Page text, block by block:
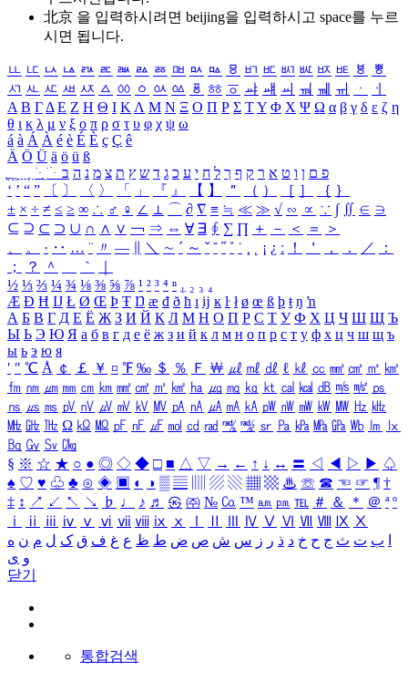
北京 을 입력하시려면 beijing을 입력하시고 space를 누르
시면 됩니다.
ㅥ ㅦ ㅧ ㅨ ㅩ ㅪ ㅫ ㅬ ㅭ ㅮ ㅯ ㅰ ㅱ ㅲ ㅳ ㅴ ㅵ ㅶ ㅷ ㅸ
ㅹ
ㅺ ㅻ ㅼ ㅽ ㅾ ㅿ ㆀ ㆁ ㆂ ㆃ ㆄ ㆅ ㆆ ㆇ ㆈ ㆉ ㆊ ㆋ ㆌ ㆍ
ㆎ
Α Β ΓΔ Ε Ζ Η Θ Ι ΚΛ Μ Ν Ξ Ο Π Ρ Σ ΤΥ Φ Χ Ψ Ω α β γ δ ε ζ η
θ ι κ λ μ ν ξ ο π ρ σ τ υ φ χ ψ ω
á à Á À é è É È ç Ç ê
Ä Ö Ü ä ö ü ß
ִֶֹ ֻּ ׁׂ פ ם ן ו ט א ר ק ף ך ל ח י ע כ ג ד ש ץ ת צ מ נ ה ב
‘ ’ “ ” 〔 〕 〈 〉 「 」 『 』 【 】 ＂ （ ） ［ ］ ｛ ｝
± × ÷ ≠ ≤ ≥ ∞ ∴ ♂ ♀ ∠ ⊥ ⌒ ∂ ∇ ≡ ≒ ≪ ≫ √ ∽ ∝ ∵ ∫ ∬ ∈ ∋
⊆ ⊇ ⊂ ⊃ ∪ ∩ ∧ ∨ ￢ ⇒ ⇔ ∀ ∃ ∮ ∑ ∏ ＋ － ＜ ＝
＞
、
。 · ‥ … ¨ 〃 ― ＼ ∼ ´ ～ ˇ ˘ ˝ ˚ ˙ ¸ ¡ ¿ ː ！ ＇ ， ． ／
：
；
？ ＾ ｀
½ ⅓ ⅔ ¼ ¾ ⅛ ⅜ ⅝ ⅞ ¹ ² ³ ⁴ ⁿ ₁ ₂ ₃ ₄
Æ Ð Ħ Ĳ Ł Ø Œ Þ Ŧ Ŋ æ đ ð ħ ı ĳ ĸ ŀ ł ø œ ß þ ŧ ŋ ŉ
А Б В Г Д Е Ё Ж З И Й К Л М Н О П Р С Т У Ф Х Ц Ч Ш Щ Ъ
Ы Ь Э Ю Я а б в г д е ё ж з и й к л м н о п р с т у ф х ц ч ш щ ъ
ы ь э ю я
′ ″ ℃ Å ￠ ￡ ￥ ¤ ℉ ‰ ＄ ％ Ｆ ￦ ㎕ ㎖ ㎗ ℓ ㎘ ㏄ ㎣ ㎤ ㎥ ㎦
㎙ ㎚ ㎛ ㎜ ㎝ ㎞ ㎟ ㎠ ㎡ ㎢ ㏊ ㎍ ㎎ ㎏ ㏏ ㎈ ㎉ ㏈ ㎧ ㎨ ㎰
㎱ ㎲ ㎳ ㎴ ㎵ ㎶ ㎷ ㎸ ㎹ ㎀ ㎁ ㎂ ㎃ ㎄ ㎺ ㎻ ㎽ ㎾ ㎿ ㎐ ㎑
㎒ ㎓ ㎔ Ω ㏀ ㏁ ㎊ ㎋ ㎌ ㏖ ㏅ ㎭ ㎮ ㎯ ㏛ ㎩ ㎪ ㎫ ㎬ ㏝ ㏐
㏓
㏃ ㏉ ㏜ ㏆
§ ※ ☆ ★ ○ ● ◎ ◇ ◆ □ ■ △ ▽ → ← ↑ ↓ ↔ 〓 ◁ ◀ ▷ ▶ ♤
♠ ♡ ♥ ♧ ♣ ⊙ ◈ ▣ ◐ ◑ ▒ ▤ ▨ ▧ ▦ ▩ ♨ ☏ ☎ ☜ ☞ ¶ †
‡ ↕ ↗ ↙ ↖ ↘ ♭ ♩ ♪ ♬ ㉿ ㈜ № ㏇ ™ ㏂ ㏘ ℡ ＃ ＆ ＊ ＠ ª º
ⅰ
ⅱ ⅲ ⅳ ⅴ ⅵ ⅶ ⅷ ⅸ ⅹ Ⅳ Ⅴ Ⅵ Ⅶ Ⅷ Ⅸ Ⅹ
ب ت ث ج ح خ د ذ ر ز س ش ص ض ط ظ ع غ ف ق ک ل م ن ه
و ی
닫기
통합검색